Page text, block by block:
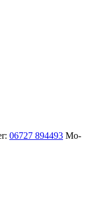
06727 894493 Mo-